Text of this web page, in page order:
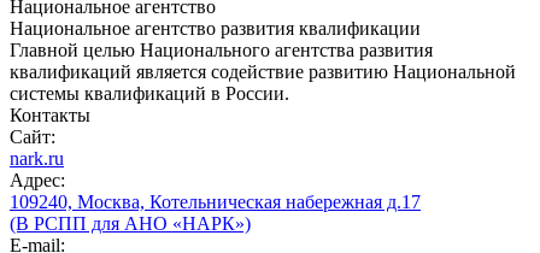
Национальное агентство
Национальное агентство развития квалификации
Главной целью Национального агентства развития
квалификаций является содействие развитию Национальной
системы квалификаций в России.
Контакты
Сайт:
nark.ru
Адрес:
109240, Москва, Котельническая набережная д.17
(В РСПП для АНО «НАРК»)
E-mail: